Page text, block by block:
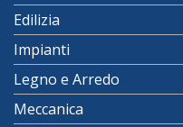
Edilizia
Impianti
Legno e Arredo
Meccanica